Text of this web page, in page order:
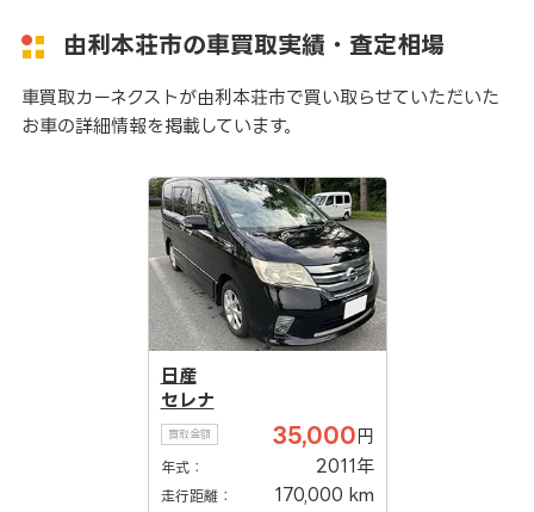
由利本荘市の車買取実績・査定相場
車買取カーネクストが由利本荘市で買い取らせていただいた
お車の詳細情報を掲載しています。
日産
セレナ
買取金額 35,000 円
年式： 2011年
走行距離： 170,000 km